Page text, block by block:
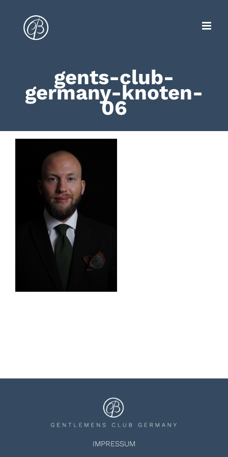
springen
gents-club-
germany-knoten-
06
IMPRESSUM